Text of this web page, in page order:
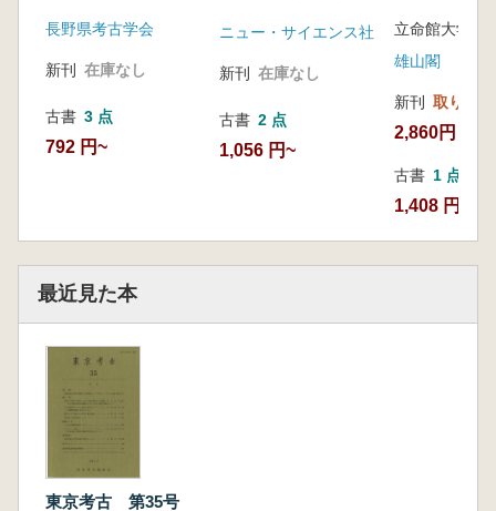
長野県考古学会
新刊 在庫なし
古書 3 点
792 円~
ニュー・サイエンス社
新刊 在庫なし
古書 2 点
1,056 円~
雄山閣
新刊 取り寄せ
2,860円
古書 1 点
1,408 円
最近見た本
東京考古 第35号